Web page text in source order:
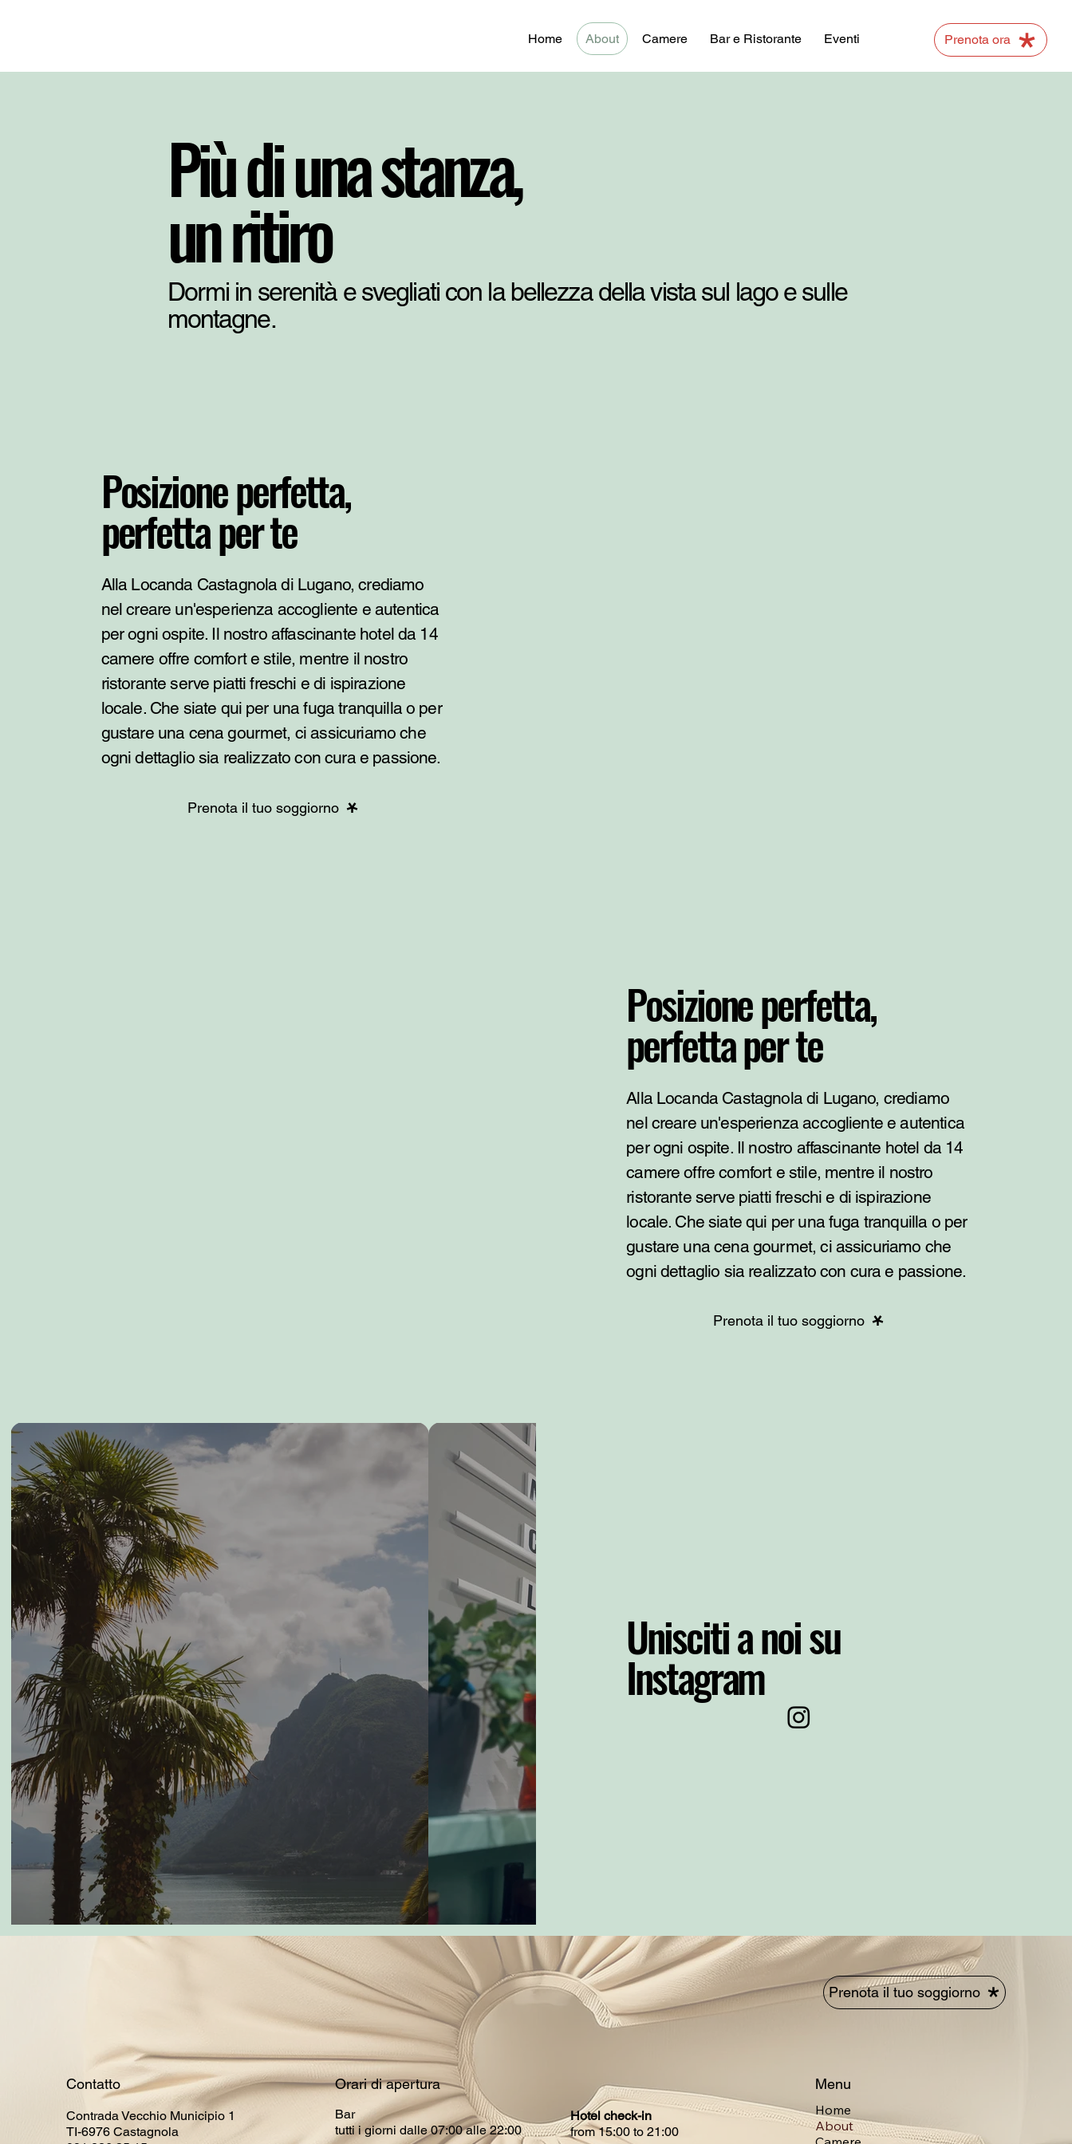
Home About Camere Bar e Ristorante Eventi Prenota ora
Più di una stanza,
un ritiro
Dormi in serenità e svegliati con la bellezza della vista sul lago e sulle
montagne.
Posizione perfetta,
perfetta per te
Alla Locanda Castagnola di Lugano, crediamo
nel creare un'esperienza accogliente e autentica
per ogni ospite. Il nostro affascinante hotel da 14
camere offre comfort e stile, mentre il nostro
ristorante serve piatti freschi e di ispirazione
locale. Che siate qui per una fuga tranquilla o per
gustare una cena gourmet, ci assicuriamo che
ogni dettaglio sia realizzato con cura e passione.
Prenota il tuo soggiorno
Posizione perfetta,
perfetta per te
Alla Locanda Castagnola di Lugano, crediamo
nel creare un'esperienza accogliente e autentica
per ogni ospite. Il nostro affascinante hotel da 14
camere offre comfort e stile, mentre il nostro
ristorante serve piatti freschi e di ispirazione
locale. Che siate qui per una fuga tranquilla o per
gustare una cena gourmet, ci assicuriamo che
ogni dettaglio sia realizzato con cura e passione.
Prenota il tuo soggiorno
Unisciti a noi su
Instagram
Prenota il tuo soggiorno
Contatto
Contrada Vecchio Municipio 1
TI-6976 Castagnola
Orari di apertura
Bar
tutti i giorni dalle 07:00 alle 22:00
Hotel check-in
from 15:00 to 21:00
Menu
Home
About